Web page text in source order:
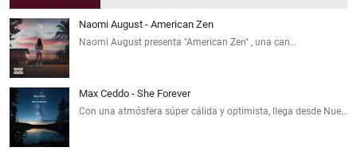
Naomi August - American Zen
Naomi August presenta "American Zen" , una can…
Max Ceddo - She Forever
Con una atmósfera súper cálida y optimista, llega desde Nue…